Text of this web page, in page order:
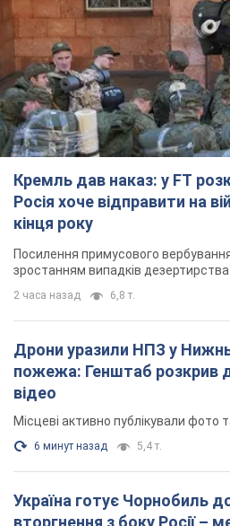
Кремль дав наказ: у FT
Росія хоче відправити на
кінця року
Посилення примусового
зростанням випадків дезертирства
2 часа назад 6,8 т.
Дрони уразили НПЗ у
пожежа: Генштаб розкрив
відео
Місцеві активно публікували фото
6 минут назад 5,4 т.
Україна готує Чорнобиль
вторгнення з боку Росії –